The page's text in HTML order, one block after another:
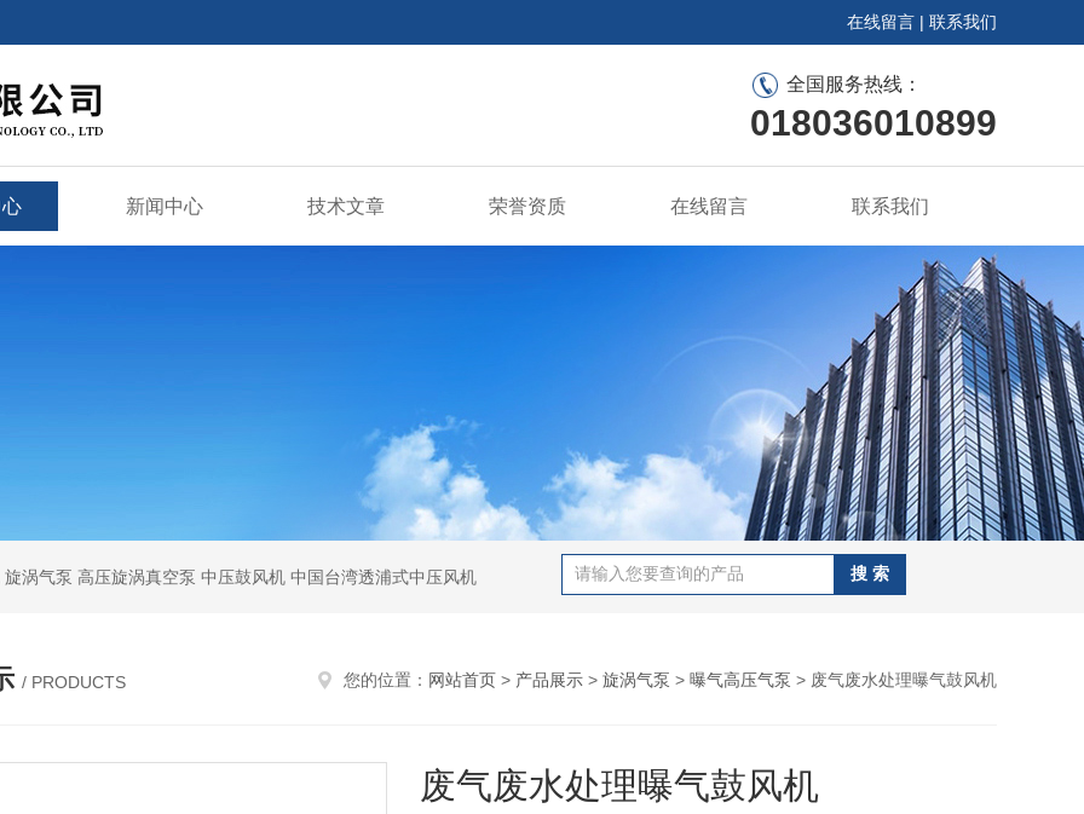
在线留言 | 联系我们
全国服务热线：
018036010899
新闻中心 技术文章 荣誉资质 在线留言 联系我们
涡气泵 高压旋涡真空泵 中压鼓风机 中国台湾透浦式中压风机
/ PRODUCTS 您的位置： 网站首页 > 产品展示 > 旋涡气泵 > 曝气高压气泵 > 废气废水处理曝气鼓风机
废气废水处理曝气鼓风机